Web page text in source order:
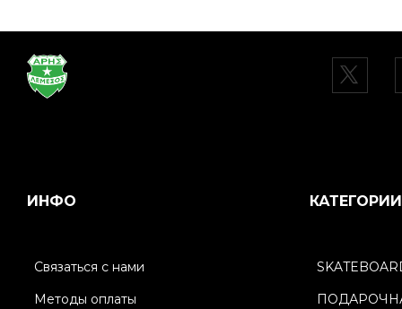
ИНФО
Связаться с нами
Методы оплаты
КАТЕГОРИИ